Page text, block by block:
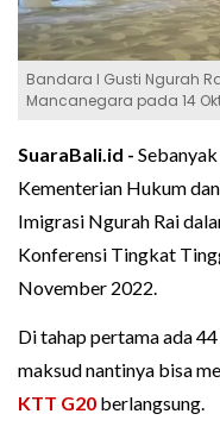
Bandara I Gusti Ngurah
Mancanegara pada 14
SuaraBali.id -
Kementerian Hukum
Imigrasi Ngurah Rai
Konferensi Tingkat
November 2022.
Di tahap pertama ada
maksud nantinya bisa
KTT G20 berlangsung.